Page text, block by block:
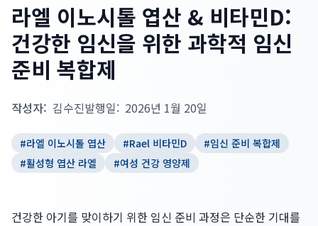
라엘 이노시톨 엽산 & 비타민D:
건강한 임신을 위한 과학적 임신
준비 복합제
작성자: 김수진발행일: 2026년 1월 20일
#라엘 이노시톨 엽산 #Rael 비타민D #임신 준비 복합제
#활성형 엽산 라엘 #여성 건강 영양제
건강한 아기를 맞이하기 위한 임신 준비 과정은 단순한 기대를